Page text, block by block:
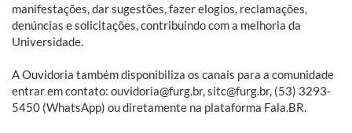
manifestações, dar sugestões, fazer elogios, reclamações,
denúncias e solicitações, contribuindo com a melhoria da
Universidade.
A Ouvidoria também disponibiliza os canais para a comunidade
entrar em contato: ouvidoria@furg.br, sitc@furg.br, (53) 3293-
5450 (WhatsApp) ou diretamente na plataforma Fala.BR.